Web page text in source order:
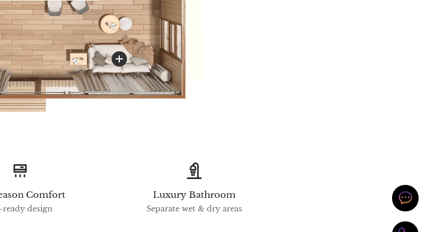
Comfort
ready design
Luxury Bathroom
Separate wet & dry areas